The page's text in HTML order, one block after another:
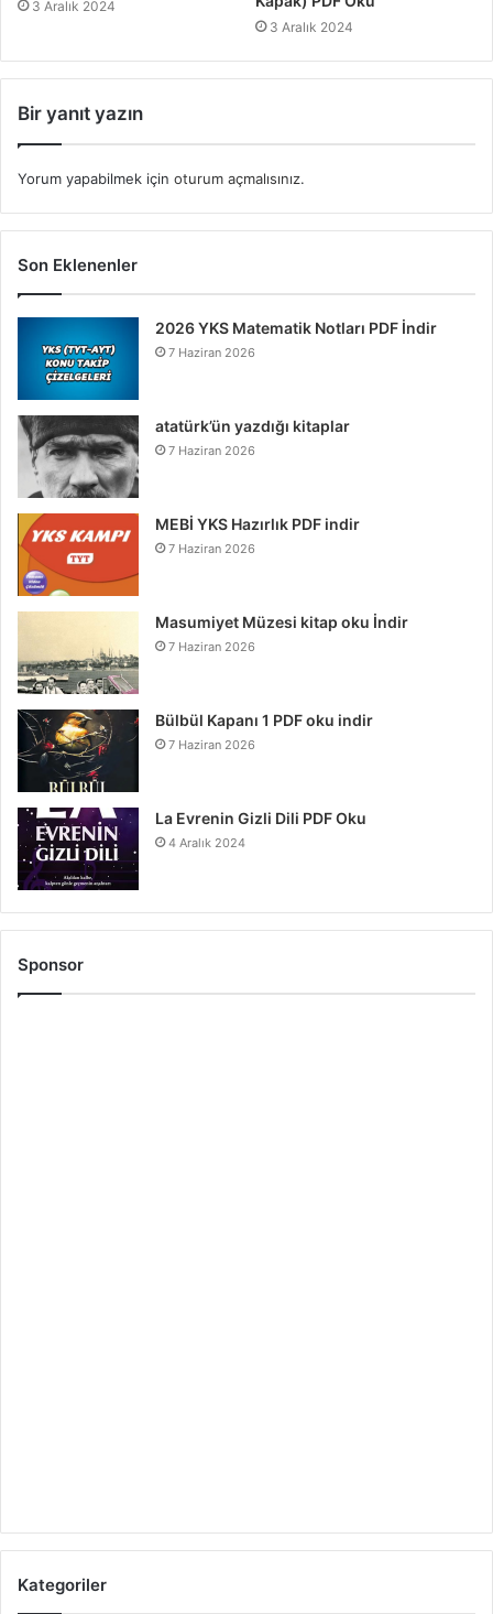
3 Aralık 2024
3 Aralık 2024
Bir yanıt yazın
Yorum yapabilmek için oturum açmalısınız.
Son Eklenenler
2026 YKS Matematik Notları PDF İndir
7 Haziran 2026
atatürk’ün yazdığı kitaplar
7 Haziran 2026
MEBİ YKS Hazırlık PDF indir
7 Haziran 2026
Masumiyet Müzesi kitap oku İndir
7 Haziran 2026
Bülbül Kapanı 1 PDF oku indir
7 Haziran 2026
La Evrenin Gizli Dili PDF Oku
4 Aralık 2024
Sponsor
Kategoriler